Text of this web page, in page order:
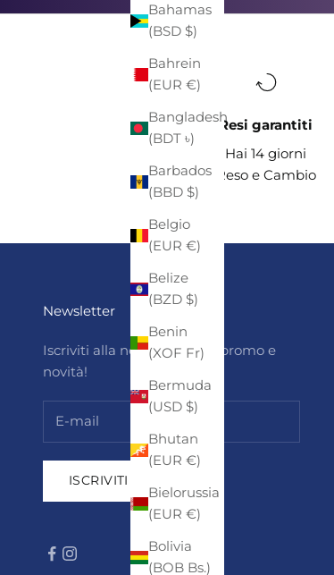
Bahamas
(BSD $)
Bahrein
(EUR €)
Bangladesh
(BDT ৳)
Barbados
(BBD $)
Belgio
(EUR €)
Belize
(BZD $)
Benin
(XOF Fr)
Bermuda
(USD $)
Bhutan
(EUR €)
Bielorussia
(EUR €)
Bolivia
(BOB Bs.)
Resi garantiti
Hai 14 giorni
Reso e Cambio
Newsletter
Iscriviti alla newsletter per promo e
novità!
ISCRIVITI